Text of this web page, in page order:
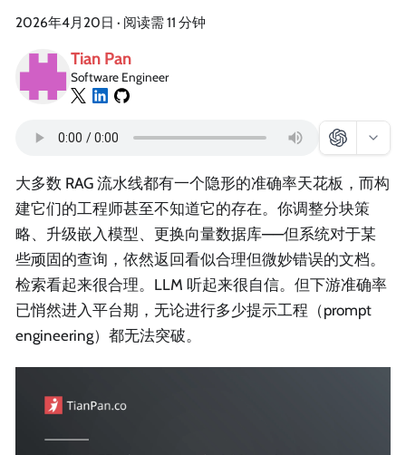
2026年4月20日 · 阅读需 11 分钟
Tian Pan
Software Engineer
大多数 RAG 流水线都有一个隐形的准确率天花板，而构
建它们的工程师甚至不知道它的存在。你调整分块策
略、升级嵌入模型、更换向量数据库——但系统对于某
些顽固的查询，依然返回看似合理但微妙错误的文档。
检索看起来很合理。LLM 听起来很自信。但下游准确率
已悄然进入平台期，无论进行多少提示工程（prompt
engineering）都无法突破。